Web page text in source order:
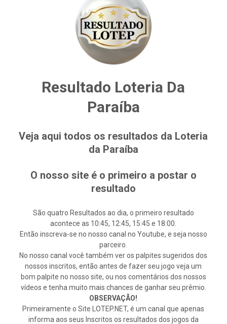
Resultado Loteria Da
Paraíba
Veja aqui todos os resultados da Loteria
da Paraíba
O nosso site é o primeiro a postar o
resultado
São quatro Resultados ao dia, o primeiro resultado
acontece as 10:45, 12:45, 15:45 e 18:00.
Então inscreva-se no nosso canal no Youtube, e seja nosso
parceiro.
No nosso canal você também ver os palpites sugeridos dos
nossos inscritos, então antes de fazer seu jogo veja um
bom palpite no nosso site, ou nos comentários dos nossos
vídeos e tenha muito mais chances de ganhar seu prêmio.
OBSERVAÇÃO!
Primeiramente o Site LOTEP.NET, é um canal que apenas
informa aos seus Inscritos os resultados dos jogos da